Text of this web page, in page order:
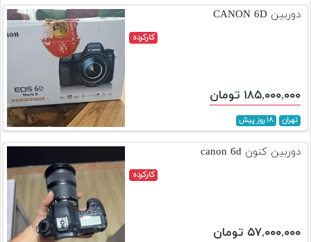
دوربین CANON 6D
کارکرده
۱۸۵,۰۰۰,۰۰۰ تومان
تهران ۱۸ روز پیش
دوربین کنون canon 6d
کارکرده
۵۷,۰۰۰,۰۰۰ تومان